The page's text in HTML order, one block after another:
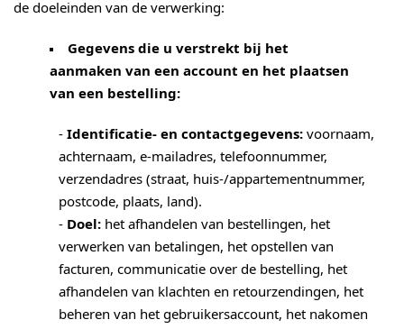
de doeleinden van de verwerking:
Gegevens die u verstrekt bij het
aanmaken van een account en het plaatsen
van een bestelling:
- Identificatie- en contactgegevens: voornaam,
achternaam, e-mailadres, telefoonnummer,
verzendadres (straat, huis-/appartementnummer,
postcode, plaats, land).
- Doel: het afhandelen van bestellingen, het
verwerken van betalingen, het opstellen van
facturen, communicatie over de bestelling, het
afhandelen van klachten en retourzendingen, het
beheren van het gebruikersaccount, het nakomen